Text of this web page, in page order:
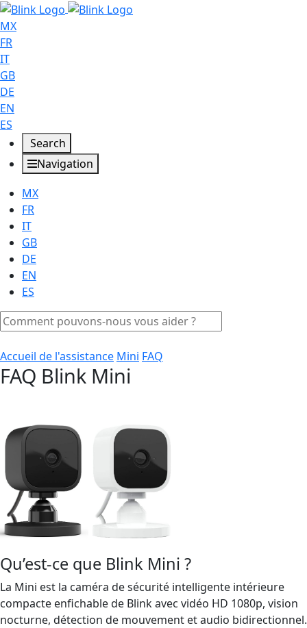
MX
FR
IT
GB
DE
EN
ES
Search
Navigation
MX
FR
IT
GB
DE
EN
ES
Accueil de l'assistance Mini FAQ
FAQ Blink Mini
Qu’est-ce que Blink Mini ?
La Mini est la caméra de sécurité intelligente intérieure
compacte enfichable de Blink avec vidéo HD 1080p, vision
nocturne, détection de mouvement et audio bidirectionnel.